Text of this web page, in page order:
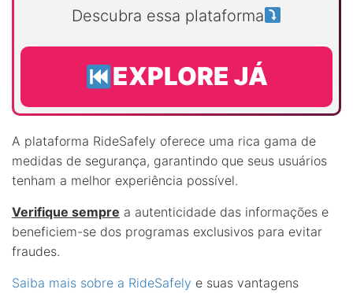
Descubra essa plataforma
EXPLORE JÁ
A plataforma RideSafely oferece uma rica gama de
medidas de segurança, garantindo que seus usuários
tenham a melhor experiência possível.
Verifique sempre a autenticidade das informações e
beneficiem-se dos programas exclusivos para evitar
fraudes.
Saiba mais sobre a RideSafely e suas vantagens